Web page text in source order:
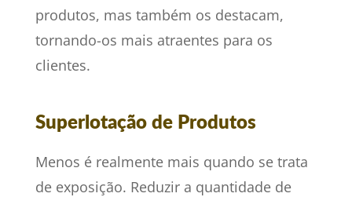
produtos, mas também os destacam,
tornando-os mais atraentes para os
clientes.
Superlotação de Produtos
Menos é realmente mais quando se trata
de exposição. Reduzir a quantidade de